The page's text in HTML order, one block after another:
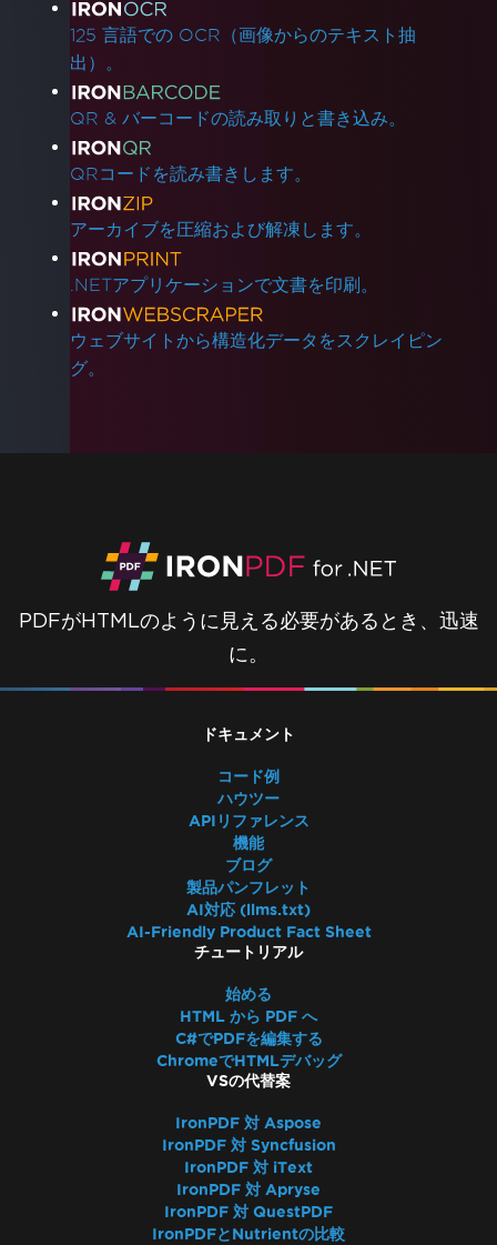
125 言語での OCR（画像からのテキスト抽
出）。
QR & バーコードの読み取りと書き込み。
QRコードを読み書きします。
アーカイブを圧縮および解凍します。
.NETアプリケーションで文書を印刷。
ウェブサイトから構造化データをスクレイピン
グ。
PDFがHTMLのように見える必要があるとき、迅速
に。
ドキュメント
コード例
ハウツー
APIリファレンス
機能
ブログ
製品パンフレット
AI対応 (llms.txt)
AI-Friendly Product Fact Sheet
チュートリアル
始める
HTML から PDF へ
C#でPDFを編集する
ChromeでHTMLデバッグ
VSの代替案
IronPDF 対 Aspose
IronPDF 対 Syncfusion
IronPDF 対 iText
IronPDF 対 Apryse
IronPDF 対 QuestPDF
IronPDFとNutrientの比較